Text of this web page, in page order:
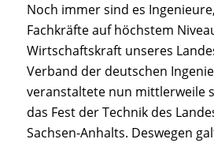
Noch immer sind es
Fachkräfte auf höchstem
Wirtschaftskraft unseres
Verband der deutschen
veranstaltete nun mittlerweile
das Fest der Technik des
Sachsen-Anhalts. Deswegen